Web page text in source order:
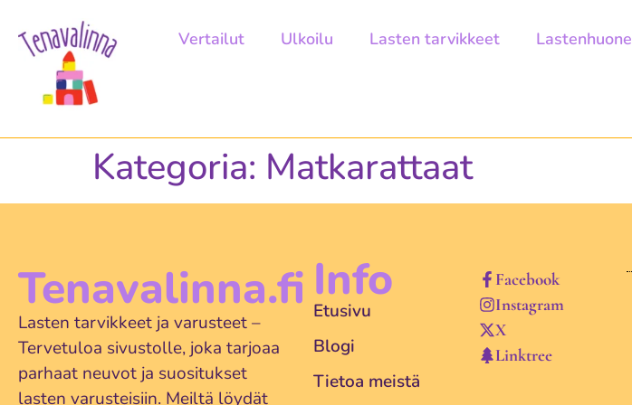
Vertailut Ulkoilu Lasten tarvikkeet Lastenhuone
Kategoria: Matkarattaat
Tenavalinna.fi
Lasten tarvikkeet ja varusteet –
Tervetuloa sivustolle, joka tarjoaa
parhaat neuvot ja suositukset
lasten varusteisiin. Meiltä löydät
Info
Etusivu
Blogi
Tietoa meistä
Facebook
Instagram
X
Linktree